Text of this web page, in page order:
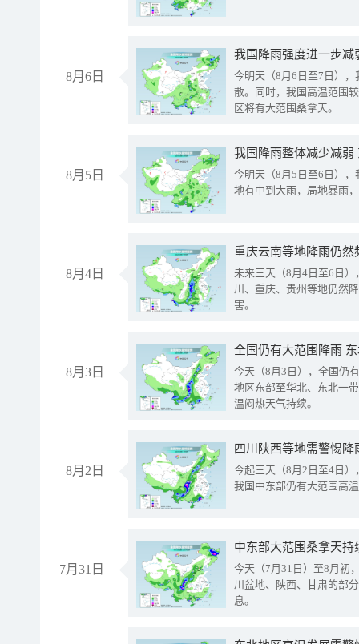
8月6日
今明天（8月6日至7日）
散。同时，我国高温范围
区将有大范围桑拿天。
8月5日
我国降雨整体减少减弱
今明天（8月5日至6日）
地有中到大雨，局地暴雨
8月4日
重庆云南等地降雨仍然
未来三天（8月4日至6日
川、重庆、贵州等地仍然
害。
8月3日
全国仍有大范围降雨
今天（8月3日），全国仍
地区东部至华北、东北一
温闷热天气持续。
8月2日
今起三天（8月2日至4日
我国中东部仍有大范围高
7月31日
中东部大范围桑拿天
今天（7月31日）至8月初
川盆地、陕西、甘肃的部
息。